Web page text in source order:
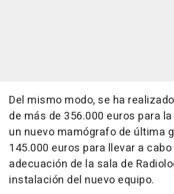
Del mismo modo, se ha
de más de 356.000 euros para
un nuevo mamógrafo de última
145.000 euros para llevar a
adecuación de la sala de
instalación del nuevo equipo.